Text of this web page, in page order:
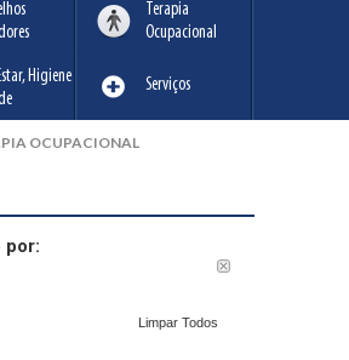
Terapia
Ocupacional
Higiene
Serviços
OCUPACIONAL
por:
Limpar Todos